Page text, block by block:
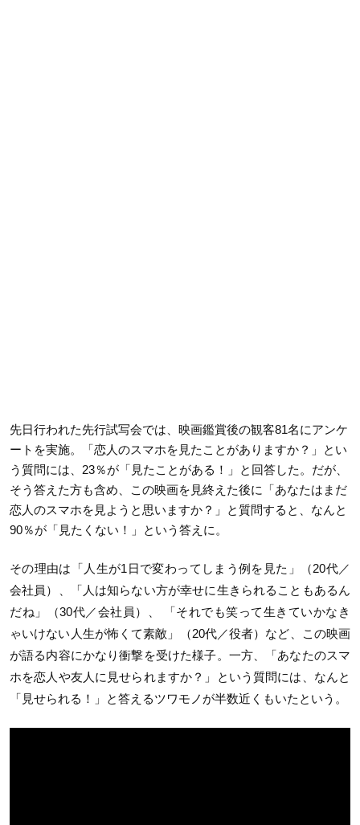
先日行われた先行試写会では、映画鑑賞後の観客81名にアンケ
ートを実施。「恋人のスマホを見たことがありますか？」とい
う質問には、23％が「見たことがある！」と回答した。だが、
そう答えた方も含め、この映画を見終えた後に「あなたはまだ
恋人のスマホを見ようと思いますか？」と質問すると、なんと
90％が「見たくない！」という答えに。
その理由は「人生が1日で変わってしまう例を見た」（20代／
会社員）、「人は知らない方が幸せに生きられることもあるん
だね」（30代／会社員）、 「それでも笑って生きていかなき
ゃいけない人生が怖くて素敵」（20代／役者）など、この映画
が語る内容にかなり衝撃を受けた様子。一方、「あなたのスマ
ホを恋人や友人に見せられますか？」という質問には、なんと
「見せられる！」と答えるツワモノが半数近くもいたという。